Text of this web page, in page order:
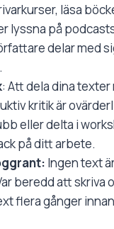
läsa
lyssna på
delar med
: Att dela dina texter
kritik är
eller delta i
på ditt arbete.
Ingen text
beredd att skriva
flera gånger